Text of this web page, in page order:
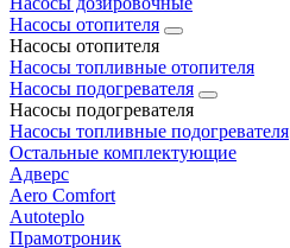
Насосы отопителя
Насосы отопителя
Насосы топливные отопителя
Насосы подогревателя
Насосы подогревателя
Насосы топливные подогревателя
Остальные комплектующие
Адверс
Aero Comfort
Autoteplo
Прамотроник